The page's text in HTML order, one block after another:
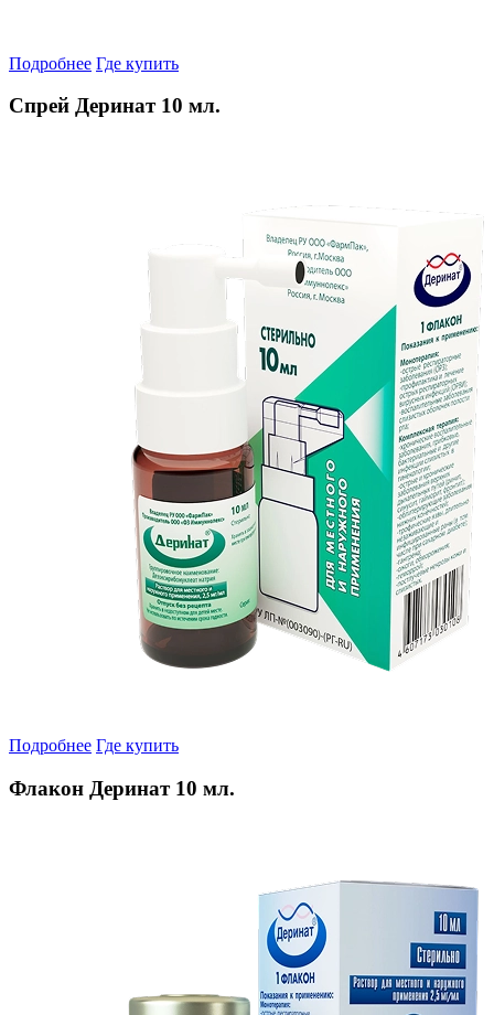
Подробнее Где купить
Спрей Деринат 10 мл.
Подробнее Где купить
Флакон Деринат 10 мл.